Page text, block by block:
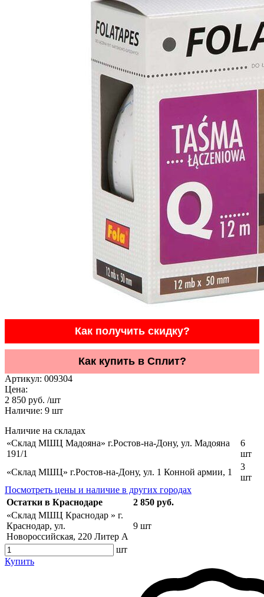
Как получить скидку?
Как купить в Сплит?
Артикул: 009304
Цена:
2 850 руб. /шт
Наличие: 9 шт
Наличие на складах
«Склад МШЦ Мадояна» г.Ростов-на-Дону, ул. Мадояна
191/1
6
шт
«Склад МШЦ» г.Ростов-на-Дону, ул. 1 Конной армии, 1
3
шт
Посмотреть цены и наличие в других городах
Остатки в Краснодаре
2 850 руб.
«Склад МШЦ Краснодар » г.
Краснодар, ул.
Новороссийская, 220 Литер А
9 шт
шт
Купить